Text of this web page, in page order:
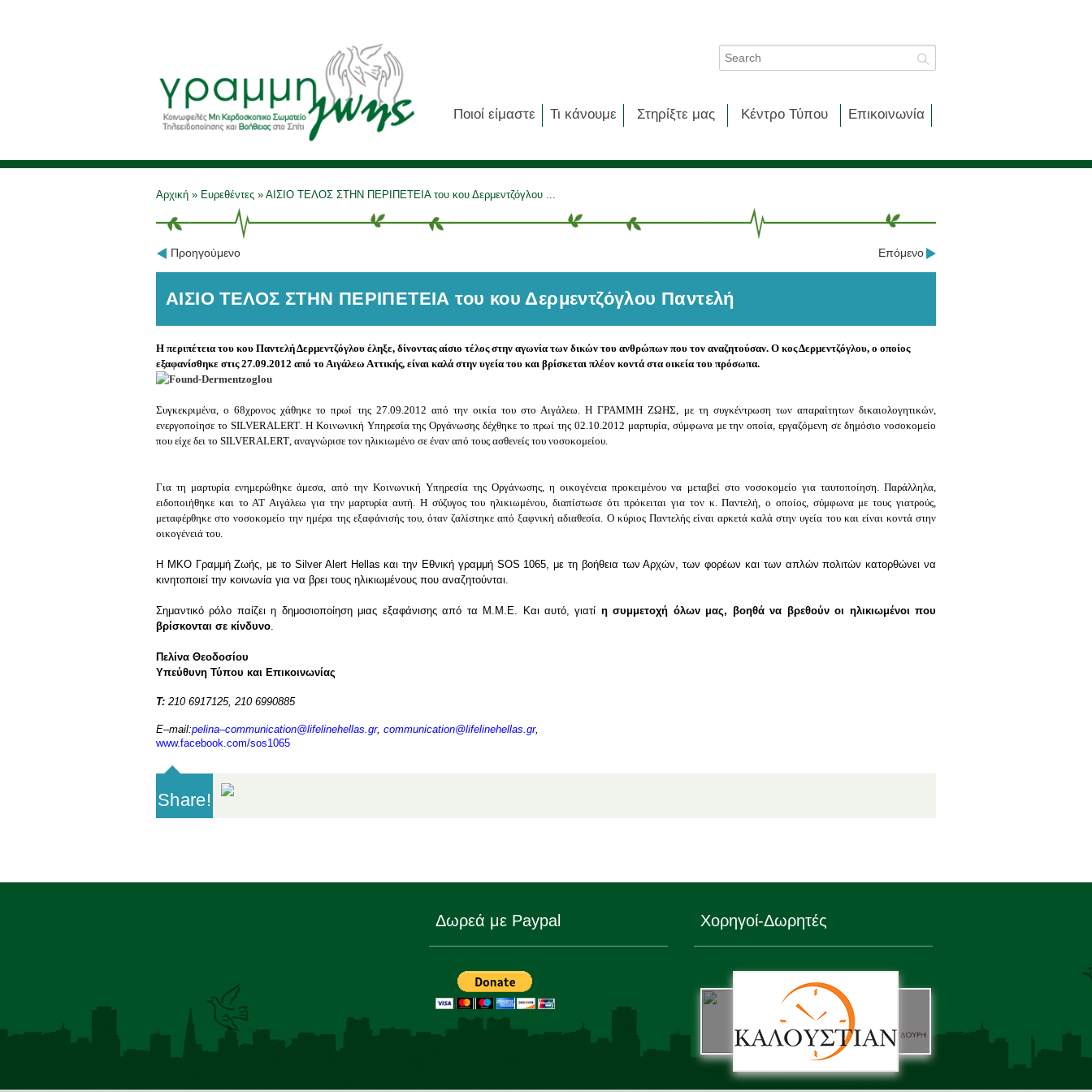
Ποιοί είμαστε Τι κάνουμε Στηρίξτε μας Κέντρο Τύπου Επικοινωνία
Αρχική » Ευρεθέντες » ΑΙΣΙΟ ΤΕΛΟΣ ΣΤΗΝ ΠΕΡΙΠΕΤΕΙΑ του κου Δερμεντζόγλου ...
Προηγούμενο Επόμενο
ΑΙΣΙΟ ΤΕΛΟΣ ΣΤΗΝ ΠΕΡΙΠΕΤΕΙΑ του κου Δερμεντζόγλου Παντελή
Η περιπέτεια του κου Παντελή Δερμεντζόγλου έληξε, δίνοντας αίσιο τέλος στην αγωνία των δικών του ανθρώπων που τον αναζητούσαν. Ο κος Δερμεντζόγλου, ο οποίος
εξαφανίσθηκε στις 27.09.2012 από το Αιγάλεω Αττικής, είναι καλά στην υγεία του και βρίσκεται πλέον κοντά στα οικεία του πρόσωπα.
Συγκεκριμένα, ο 68χρονος χάθηκε το πρωί της 27.09.2012 από την οικία του στο Αιγάλεω. Η ΓΡΑΜΜΗ ΖΩΗΣ, με τη συγκέντρωση των απαραίτητων δικαιολογητικών,
ενεργοποίησε το SILVERALERT. Η Κοινωνική Υπηρεσία της Οργάνωσης δέχθηκε το πρωί της 02.10.2012 μαρτυρία, σύμφωνα με την οποία, εργαζόμενη σε δημόσιο νοσοκομείο
που είχε δει το SILVERALERT, αναγνώρισε τον ηλικιωμένο σε έναν από τους ασθενείς του νοσοκομείου.
Για τη μαρτυρία ενημερώθηκε άμεσα, από την Κοινωνική Υπηρεσία της Οργάνωσης, η οικογένεια προκειμένου να μεταβεί στο νοσοκομείο για ταυτοποίηση. Παράλληλα,
ειδοποιήθηκε και το ΑΤ Αιγάλεω για την μαρτυρία αυτή. Η σύζυγος του ηλικιωμένου, διαπίστωσε ότι πρόκειται για τον κ. Παντελή, ο οποίος, σύμφωνα με τους γιατρούς,
μεταφέρθηκε στο νοσοκομείο την ημέρα της εξαφάνισής του, όταν ζαλίστηκε από ξαφνική αδιαθεσία. Ο κύριος Παντελής είναι αρκετά καλά στην υγεία του και είναι κοντά στην
οικογένειά του.
Η ΜΚΟ Γραμμή Ζωής, με το Silver Alert Hellas και την Εθνική γραμμή SOS 1065, με τη βοήθεια των Αρχών, των φορέων και των απλών πολιτών κατορθώνει να
κινητοποιεί την κοινωνία για να βρει τους ηλικιωμένους που αναζητούνται.
Σημαντικό ρόλο παίζει η δημοσιοποίηση μιας εξαφάνισης από τα Μ.Μ.Ε. Και αυτό, γιατί η συμμετοχή όλων μας, βοηθά να βρεθούν οι ηλικιωμένοι που
βρίσκονται σε κίνδυνο.
Πελίνα Θεοδοσίου
Υπεύθυνη Τύπου και Επικοινωνίας
Τ: 210 6917125, 210 6990885
E–mail:pelina–communication@lifelinehellas.gr, communication@lifelinehellas.gr,
www.facebook.com/sos1065
Share!
Δωρεά με Paypal Χορηγοί-Δωρητές